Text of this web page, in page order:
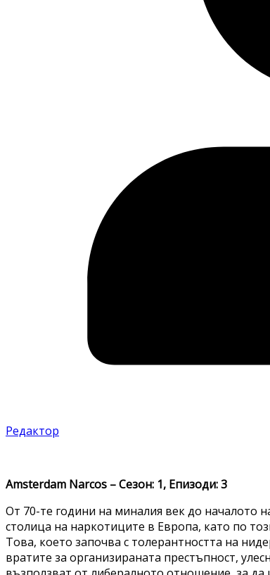
Редактор
Amsterdam Narcos – Сезон: 1, Епизоди: 3
От 70-те години на миналия век до началото
столица на наркотиците в Европа, като по
Това, което започва с толерантността на
вратите за организираната престъпност,